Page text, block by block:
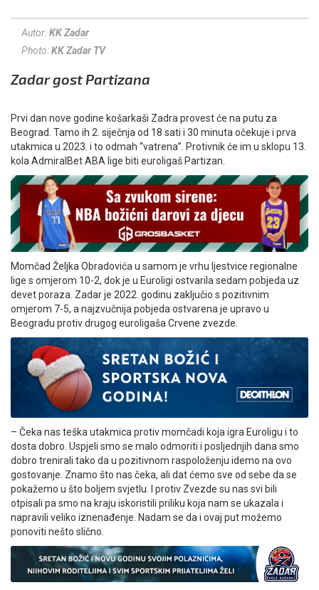
Autor:KK Zadar
Photo:KK Zadar TV
Zadar gost Partizana
Prvi dan nove godine košarkaši Zadra provest će na putu za
Beograd. Tamo ih 2. siječnja od 18 sati i 30 minuta očekuje i prva
utakmica u 2023. i to odmah “vatrena”. Protivnik će im u sklopu 13.
kola AdmiralBet ABA lige biti euroligaš Partizan.
Momčad Željka Obradovića u samom je vrhu ljestvice regionalne
lige s omjerom 10-2, dok je u Euroligi ostvarila sedam pobjeda uz
devet poraza. Zadar je 2022. godinu zaključio s pozitivnim
omjerom 7-5, a najzvučnija pobjeda ostvarena je upravo u
Beogradu protiv drugog euroligaša Crvene zvezde.
– Čeka nas teška utakmica protiv momčadi koja igra Euroligu i to
dosta dobro. Uspjeli smo se malo odmoriti i posljednjih dana smo
dobro trenirali tako da u pozitivnom raspoloženju idemo na ovo
gostovanje. Znamo što nas čeka, ali dat ćemo sve od sebe da se
pokažemo u što boljem svjetlu. I protiv Zvezde su nas svi bili
otpisali pa smo na kraju iskoristili priliku koja nam se ukazala i
napravili veliko iznenađenje. Nadam se da i ovaj put možemo
ponoviti nešto slično.